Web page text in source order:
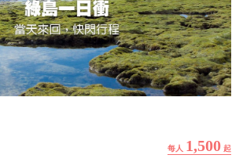
1,500